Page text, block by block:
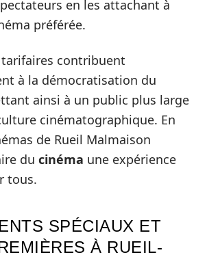
en les attachant à
préférée.
contribuent
à la démocratisation du
ainsi à un public plus large
cinématographique. En
de Rueil Malmaison
du cinéma une expérience
tous.
SPÉCIAUX ET
À RUEIL-